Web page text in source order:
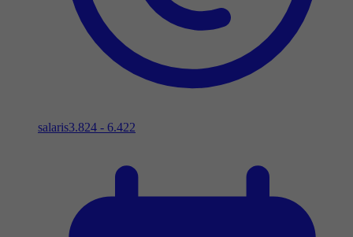
salaris3.824 - 6.422